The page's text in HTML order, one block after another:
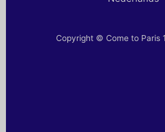
Copyright © Come to Paris